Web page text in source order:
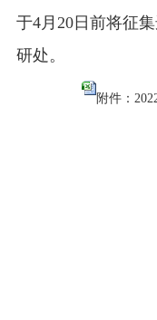
于4月20日前将征
研处。
附件：